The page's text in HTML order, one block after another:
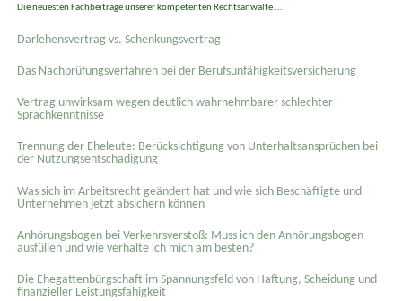
Die neuesten Fachbeiträge unserer kompetenten Rechtsanwälte ...
Darlehensvertrag vs. Schenkungsvertrag
Das Nachprüfungsverfahren bei der Berufsunfähigkeitsversicherung
Vertrag unwirksam wegen deutlich wahrnehmbarer schlechter
Sprachkenntnisse
Trennung der Eheleute: Berücksichtigung von Unterhaltsansprüchen bei
der Nutzungsentschädigung
Was sich im Arbeitsrecht geändert hat und wie sich Beschäftigte und
Unternehmen jetzt absichern können
Anhörungsbogen bei Verkehrsverstoß: Muss ich den Anhörungsbogen
ausfüllen und wie verhalte ich mich am besten?
Die Ehegattenbürgschaft im Spannungsfeld von Haftung, Scheidung und
finanzieller Leistungsfähigkeit